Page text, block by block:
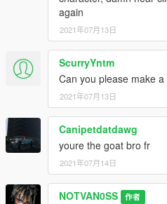
again
2021年07月13日
ScurryYntm
Can you please make
2021年07月13日
Canipetdatdawg
youre the goat bro fr
2021年07月14日
NOTVAN0SS 作者